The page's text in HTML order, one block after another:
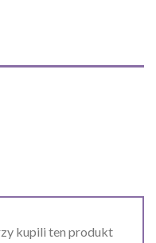
kupili ten produkt